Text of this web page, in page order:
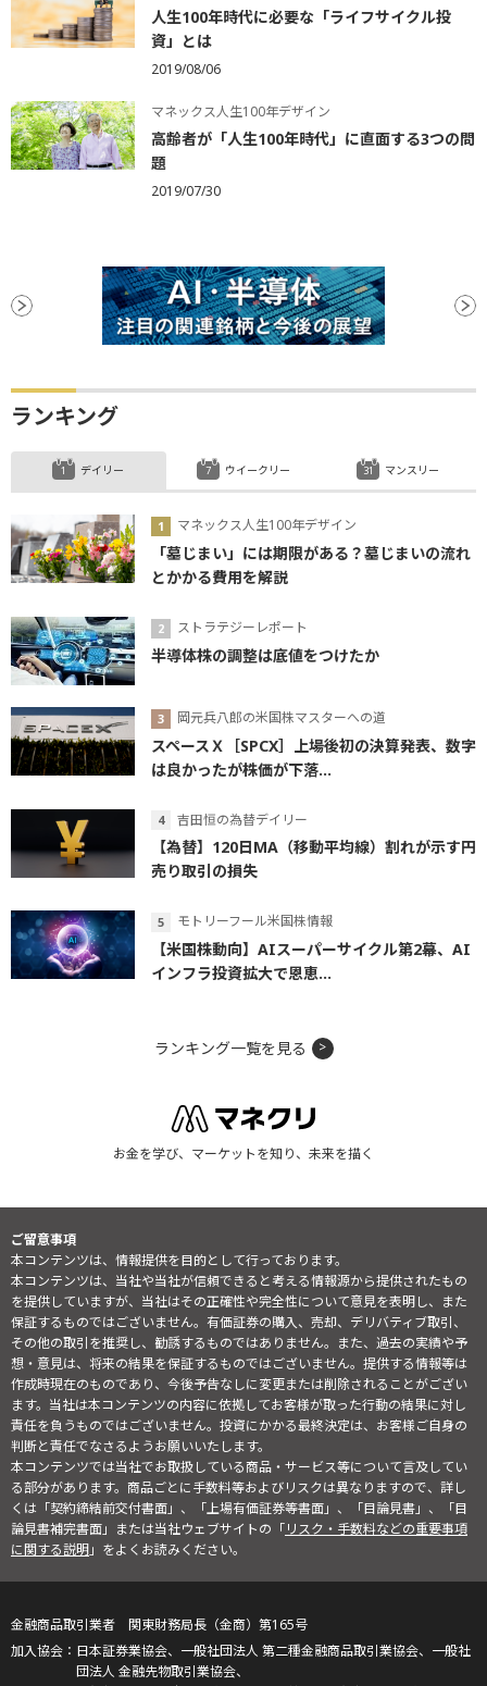
人生100年時代に必要な「ライフサイクル投
資」とは
2019/08/06
マネックス人生100年デザイン
高齢者が「人生100年時代」に直面する3つの問
題
2019/07/30
ランキング
デイリー
マネックス人生100年デザイン
「墓じまい」には期限がある？墓じまいの流れ
とかかる費用を解説
ストラテジーレポート
半導体株の調整は底値をつけたか
岡元兵八郎の米国株マスターへの道
スペースＸ［SPCX］上場後初の決算発表、数字
は良かったが株価が下落...
吉田恒の為替デイリー
【為替】120日MA（移動平均線）割れが示す円
売り取引の損失
モトリーフール米国株情報
【米国株動向】AIスーパーサイクル第2幕、AI
インフラ投資拡大で恩恵...
ウイークリー マンスリー
ランキング一覧を見る
お金を学び、マーケットを知り、未来を描く
ご留意事項
本コンテンツは、情報提供を目的として行っております。
本コンテンツは、当社や当社が信頼できると考える情報源から提供されたもの
を提供していますが、当社はその正確性や完全性について意見を表明し、また
保証するものではございません。有価証券の購入、売却、デリバティブ取引、
その他の取引を推奨し、勧誘するものではありません。また、過去の実績や予
想・意見は、将来の結果を保証するものではございません。提供する情報等は
作成時現在のものであり、今後予告なしに変更または削除されることがござい
ます。当社は本コンテンツの内容に依拠してお客様が取った行動の結果に対し
責任を負うものではございません。投資にかかる最終決定は、お客様ご自身の
判断と責任でなさるようお願いいたします。
本コンテンツでは当社でお取扱している商品・サービス等について言及してい
る部分があります。商品ごとに手数料等およびリスクは異なりますので、詳し
くは「契約締結前交付書面」、「上場有価証券等書面」、「目論見書」、「目
論見書補完書面」または当社ウェブサイトの「リスク・手数料などの重要事項
に関する説明」をよくお読みください。
金融商品取引業者 関東財務局長（金商）第165号
日本証券業協会、一般社団法人 第二種金融商品取引業協会、一般社
団法人 金融先物取引業協会、